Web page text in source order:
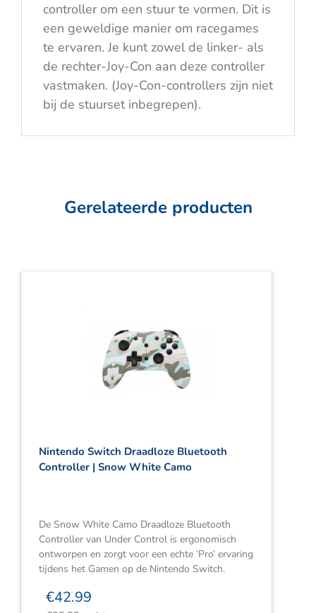
controller om een stuur te vormen. Dit is
een geweldige manier om racegames
te ervaren. Je kunt zowel de linker- als
de rechter-Joy-Con aan deze controller
vastmaken. (Joy-Con-controllers zijn niet
bij de stuurset inbegrepen).
Gerelateerde producten
Nintendo Switch Draadloze Bluetooth
Controller | Snow White Camo
De Snow White Camo Draadloze Bluetooth
Controller van Under Control is ergonomisch
ontworpen en zorgt voor een echte ‘Pro’ ervaring
tijdens het Gamen op de Nintendo Switch.
€42.99